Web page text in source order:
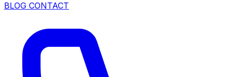
BLOG CONTACT